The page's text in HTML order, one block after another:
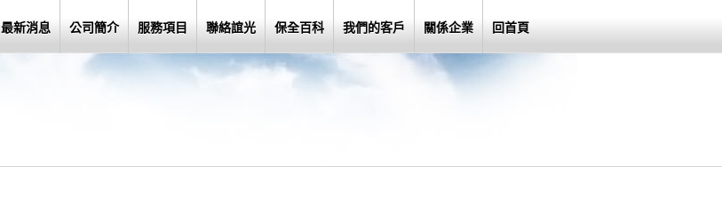
最新消息 公司簡介 服務項目 聯絡誼光 保全百科 我們的客戶 關係企業 回首頁